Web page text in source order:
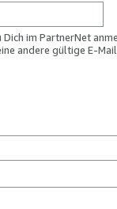
im PartnerNet
andere gültige E-